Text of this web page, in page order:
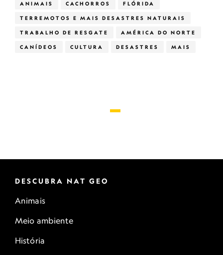
ANIMAIS CACHORROS FLÓRIDA
TERREMOTOS E MAIS DESASTRES NATURAIS
TRABALHO DE RESGATE AMÉRICA DO NORTE
CANÍDEOS CULTURA DESASTRES MAIS
DESCUBRA NAT GEO
Animais
Meio ambiente
História